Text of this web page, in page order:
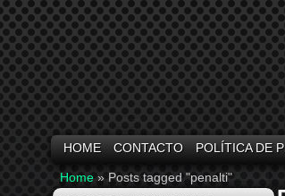
HOME CONTACTO POLÍTICA DE
Home » Posts tagged "penalti"